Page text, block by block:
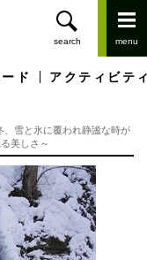
ド アクティビテ
、雪と氷に覆われ静謐な時が
美しさ～